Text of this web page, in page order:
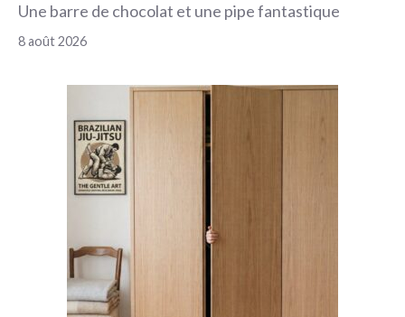
Une barre de chocolat et une pipe fantastique
8 août 2026